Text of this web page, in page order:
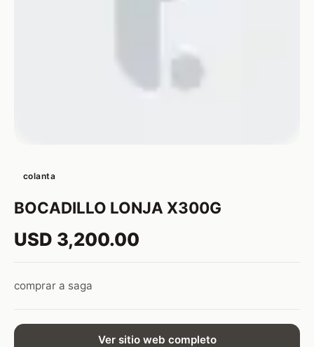
colanta
BOCADILLO LONJA X300G
USD 3,200.00
comprar a saga
Ver sitio web completo